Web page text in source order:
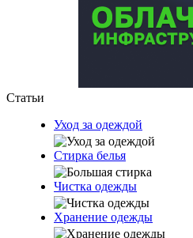
Статьи
Уход за одеждой
Стирка белья
Чистка одежды
Хранение одежды